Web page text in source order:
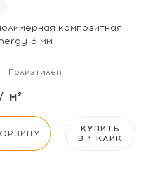
композитная
3 мм
Полиэтилен
м²
КУПИТЬ
В 1 КЛИК